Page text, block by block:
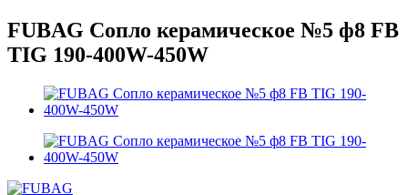
FUBAG Сопло керамическое №5 ф8 FB
TIG 190-400W-450W